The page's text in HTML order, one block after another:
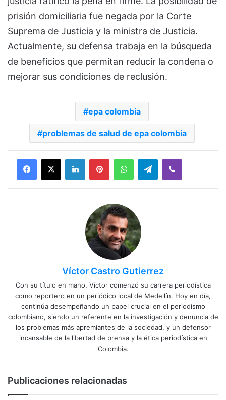
prisión domiciliaria fue negada por la Corte
Suprema de Justicia y la ministra de Justicia.
Actualmente, su defensa trabaja en la búsqueda
de beneficios que permitan reducir la condena o
mejorar sus condiciones de reclusión.
epa colombia
problemas de salud de epa colombia
Facebook
X LinkedInPinterestWhatsAppTelegramViber
Víctor Castro Gutierrez
Con su título en mano, Víctor comenzó su carrera periodística
como reportero en un periódico local de Medellín. Hoy en día,
continúa desempeñando un papel crucial en el periodismo
colombiano, siendo un referente en la investigación y denuncia de
los problemas más apremiantes de la sociedad, y un defensor
incansable de la libertad de prensa y la ética periodística en
Colombia.
Publicaciones relacionadas